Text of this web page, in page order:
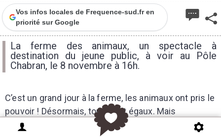
Vos infos locales de Frequence-sud.fr en
priorité sur Google
La ferme des animaux, un spectacle à
destination du jeune public, à voir au Pôle
Chabran, le 8 novembre à 16h.
C’est un grand jour à la ferme, les animaux ont pris le
pouvoir ! Désormais, tous sontégaux. Mais
rapidement les premiers désaccords apparaissent….